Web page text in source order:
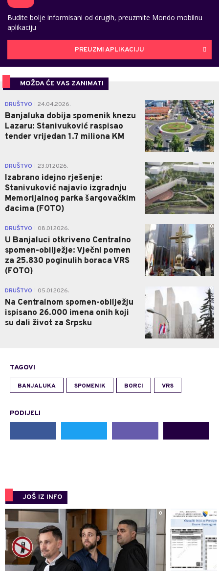
Budite bolje informisani od drugih, preuzmite Mondo mobilnu
aplikaciju
PREUZMI APLIKACIJU
MOŽDA ĆE VAS ZANIMATI
DRUŠTVO 24.04.2026.
Banjaluka dobija spomenik knezu
Lazaru: Stanivuković raspisao
tender vrijedan 1.7 miliona KM
4
DRUŠTVO 23.01.2026.
Izabrano idejno rješenje:
Stanivuković najavio izgradnju
Memorijalnog parka šargovačkim
đacima (FOTO)
0
DRUŠTVO 08.01.2026.
U Banjaluci otkriveno Centralno
spomen-obilježje: Vječni pomen
za 25.830 poginulih boraca VRS
(FOTO)
0
DRUŠTVO 05.01.2026.
Na Centralnom spomen-obilježju
ispisano 26.000 imena onih koji
su dali život za Srpsku
0
TAGOVI
BANJALUKA SPOMENIK BORCI VRS
PODIJELI
JOŠ IZ INFO
0